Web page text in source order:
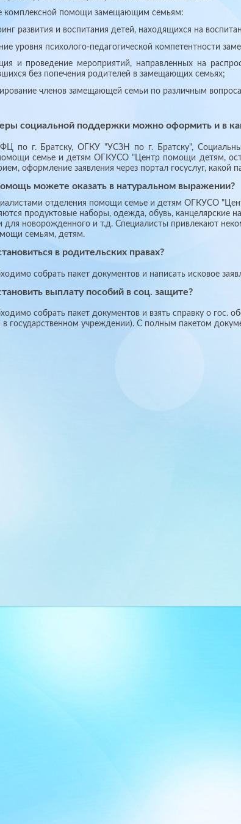
комплексной помощи замещающим семьям:
развития и воспитания детей, находящихся на
уровня психолого-педагогической компетентности
и проведение мероприятий, направленных на
без попечения родителей в замещающих семьях;
членов замещающей семьи по различным
социальной поддержки можно оформить и в
по г. Братску, ОГКУ "УСЗН по г. Братску",
семье и детям ОГКУСО "Центр помощи детям,
оформление заявления через портал госуслуг,
можете оказать в натуральном выражении?
отделения помощи семье и детям ОГКУСО
продуктовые наборы, одежда, обувь, канцелярские
для новорожденного и т.д. Специалисты привлекают
семьям, детям.
в родительских правах?
собрать пакет документов и написать исковое
выплату пособий в соц. защите?
собрать пакет документов и взять справку о гос.
в государственном учреждении). С полным пакетом